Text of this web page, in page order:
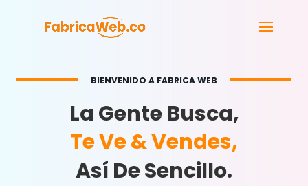
BIENVENIDO A FABRICA WEB
La Gente Busca,
Te Ve & Vendes,
Así De Sencillo.